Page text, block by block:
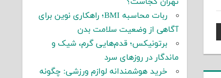
ربات محاسبه BMI؛ راهکاری نوین برای
آگاهی از وضعیت سلامت بدن
برتونیکس؛ قدم‌هایی گرم، شیک و
ماندگار در روزهای سرد
خرید هوشمندانه لوازم ورزشی: چگونه